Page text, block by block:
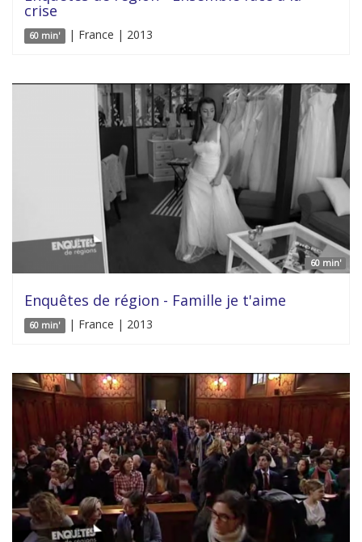
crise
60 min' | France | 2013
60 min'
Enquêtes de région - Famille je t'aime
60 min' | France | 2013